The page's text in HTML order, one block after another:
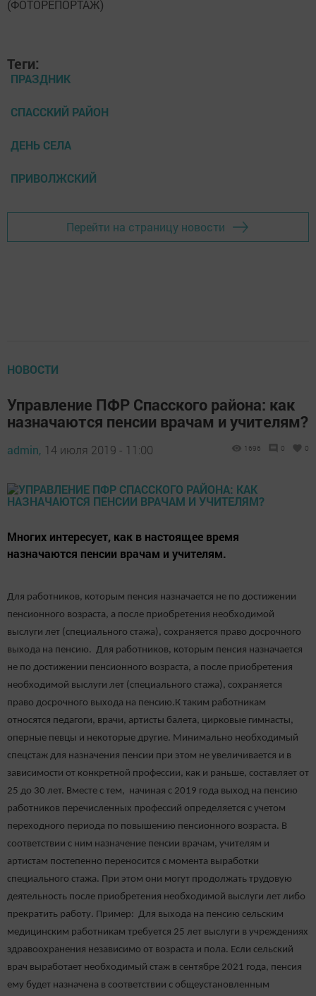
Теги:
ПРАЗДНИК
СПАССКИЙ РАЙОН
ДЕНЬ СЕЛА
ПРИВОЛЖСКИЙ
Перейти на страницу новости
НОВОСТИ
Управление ПФР Спасского района: как
назначаются пенсии врачам и учителям?
admin, 14 июля 2019 - 11:00 1696 0 0
Многих интересует, как в настоящее время
назначаются пенсии врачам и учителям.
Для работников, которым пенсия назначается не по достижении
пенсионного возраста, а после приобретения необходимой
выслуги лет (специального стажа), сохраняется право досрочного
выхода на пенсию. Для работников, которым пенсия назначается
не по достижении пенсионного возраста, а после приобретения
необходимой выслуги лет (специального стажа), сохраняется
право досрочного выхода на пенсию.К таким работникам
относятся педагоги, врачи, артисты балета, цирковые гимнасты,
оперные певцы и некоторые другие. Минимально необходимый
спецстаж для назначения пенсии при этом не увеличивается и в
зависимости от конкретной профессии, как и раньше, составляет от
25 до 30 лет. Вместе с тем, начиная с 2019 года выход на пенсию
работников перечисленных профессий определяется с учетом
переходного периода по повышению пенсионного возраста. В
соответствии с ним назначение пенсии врачам, учителям и
артистам постепенно переносится с момента выработки
специального стажа. При этом они могут продолжать трудовую
деятельность после приобретения необходимой выслуги лет либо
прекратить работу. Пример: Для выхода на пенсию сельским
медицинским работникам требуется 25 лет выслуги в учреждениях
здравоохранения независимо от возраста и пола. Если сельский
врач выработает необходимый стаж в сентябре 2021 года, пенсия
ему будет назначена в соответствии с общеустановленным